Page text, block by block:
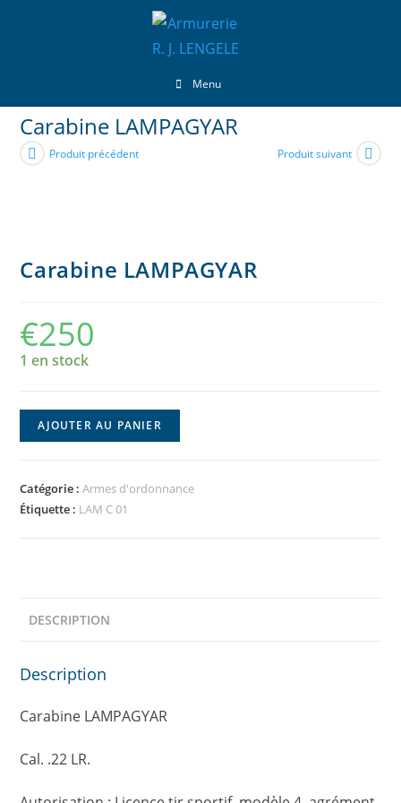
Menu
Carabine LAMPAGYAR
Produit précédent Produit suivant
Carabine LAMPAGYAR
€250
1 en stock
AJOUTER AU PANIER
Catégorie :Armes d'ordonnance
Étiquette : LAM C 01
DESCRIPTION
Description
Carabine LAMPAGYAR
Cal. .22 LR.